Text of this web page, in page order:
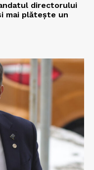
directorului
mai plătește un